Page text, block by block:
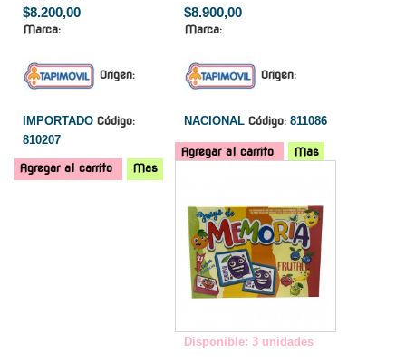
$8.200,00
Marca:
Origen:
IMPORTADO Código:
810207
Agregar al carrito Mas
$8.900,00
Marca:
Origen:
NACIONAL Código: 811086
Agregar al carrito
Mas
Disponible: 3 unidades